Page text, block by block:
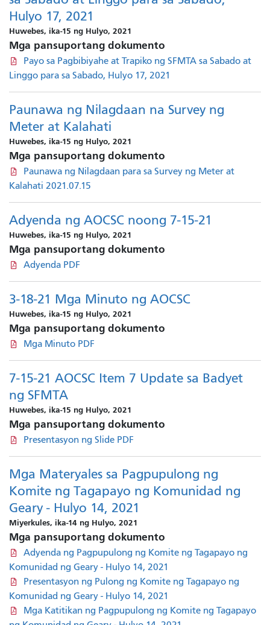
Hulyo 17, 2021
Huwebes, ika-15 ng Hulyo, 2021
Mga pansuportang dokumento
Payo sa Pagbibiyahe at Trapiko ng SFMTA sa Sabado at
Linggo para sa Sabado, Hulyo 17, 2021
Paunawa ng Nilagdaan na Survey ng
Meter at Kalahati
Huwebes, ika-15 ng Hulyo, 2021
Mga pansuportang dokumento
Paunawa ng Nilagdaan para sa Survey ng Meter at
Kalahati 2021.07.15
Adyenda ng AOCSC noong 7-15-21
Huwebes, ika-15 ng Hulyo, 2021
Mga pansuportang dokumento
Adyenda PDF
3-18-21 Mga Minuto ng AOCSC
Huwebes, ika-15 ng Hulyo, 2021
Mga pansuportang dokumento
Mga Minuto PDF
7-15-21 AOCSC Item 7 Update sa Badyet
ng SFMTA
Huwebes, ika-15 ng Hulyo, 2021
Mga pansuportang dokumento
Presentasyon ng Slide PDF
Mga Materyales sa Pagpupulong ng
Komite ng Tagapayo ng Komunidad ng
Geary - Hulyo 14, 2021
Miyerkules, ika-14 ng Hulyo, 2021
Mga pansuportang dokumento
Adyenda ng Pagpupulong ng Komite ng Tagapayo ng
Komunidad ng Geary - Hulyo 14, 2021
Presentasyon ng Pulong ng Komite ng Tagapayo ng
Komunidad ng Geary - Hulyo 14, 2021
Mga Katitikan ng Pagpupulong ng Komite ng Tagapayo